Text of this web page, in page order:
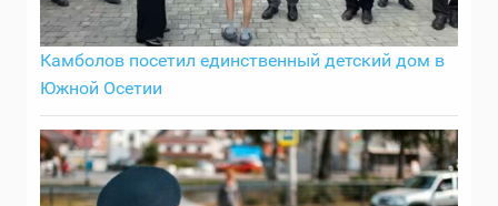
Камболов посетил единственный детский дом в
Южной Осетии